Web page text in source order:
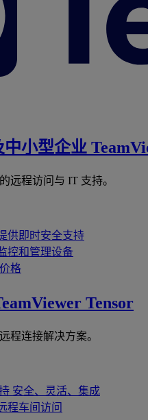
中小型企业
远程访问与 IT 支持。
供即时安全支持
控和管理设备
格
Tensor
程连接解决方案。
安全、灵活、集成
程车间访问